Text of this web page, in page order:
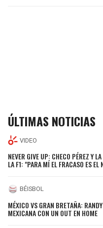
ÚLTIMAS NOTICIAS
VIDEO
NEVER GIVE UP: CHECO PÉREZ Y
LA F1: "PARA MÍ EL FRACASO ES
BÉISBOL
MÉXICO VS GRAN BRETAÑA:
MEXICANA CON UN OUT EN HOME